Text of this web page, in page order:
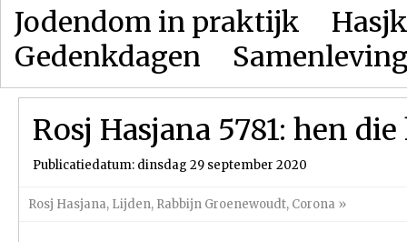
Jodendom in praktijk
Gedenkdagen
Rosj Hasjana 5781: hen
Publicatiedatum: dinsdag 29 september 2020
Rosj Hasjana, Lijden, Rabbijn Groenewoudt, Corona »